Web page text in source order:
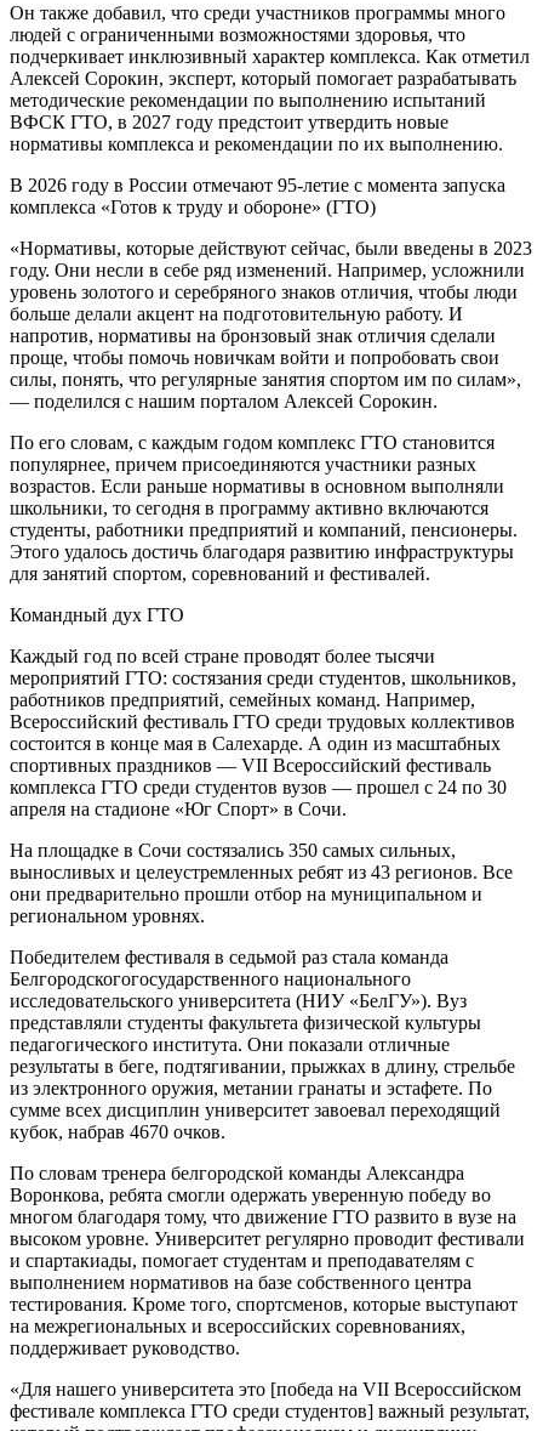
Он также добавил, что среди участников программы много
людей с ограниченными возможностями здоровья, что
подчеркивает инклюзивный характер комплекса. Как отметил
Алексей Сорокин, эксперт, который помогает разрабатывать
методические рекомендации по выполнению испытаний
ВФСК ГТО, в 2027 году предстоит утвердить новые
нормативы комплекса и рекомендации по их выполнению.
В 2026 году в России отмечают 95-летие с момента запуска
комплекса «Готов к труду и обороне» (ГТО)
«Нормативы, которые действуют сейчас, были введены в 2023
году. Они несли в себе ряд изменений. Например, усложнили
уровень золотого и серебряного знаков отличия, чтобы люди
больше делали акцент на подготовительную работу. И
напротив, нормативы на бронзовый знак отличия сделали
проще, чтобы помочь новичкам войти и попробовать свои
силы, понять, что регулярные занятия спортом им по силам»,
— поделился с нашим порталом Алексей Сорокин.
По его словам, с каждым годом комплекс ГТО становится
популярнее, причем присоединяются участники разных
возрастов. Если раньше нормативы в основном выполняли
школьники, то сегодня в программу активно включаются
студенты, работники предприятий и компаний, пенсионеры.
Этого удалось достичь благодаря развитию инфраструктуры
для занятий спортом, соревнований и фестивалей.
Командный дух ГТО
Каждый год по всей стране проводят более тысячи
мероприятий ГТО: состязания среди студентов, школьников,
работников предприятий, семейных команд. Например,
Всероссийский фестиваль ГТО среди трудовых коллективов
состоится в конце мая в Салехарде. А один из масштабных
спортивных праздников — VII Всероссийский фестиваль
комплекса ГТО среди студентов вузов — прошел с 24 по 30
апреля на стадионе «Юг Спорт» в Сочи.
На площадке в Сочи состязались 350 самых сильных,
выносливых и целеустремленных ребят из 43 регионов. Все
они предварительно прошли отбор на муниципальном и
региональном уровнях.
Победителем фестиваля в седьмой раз стала команда
Белгородскогогосударственного национального
исследовательского университета (НИУ «БелГУ»). Вуз
представляли студенты факультета физической культуры
педагогического института. Они показали отличные
результаты в беге, подтягивании, прыжках в длину, стрельбе
из электронного оружия, метании гранаты и эстафете. По
сумме всех дисциплин университет завоевал переходящий
кубок, набрав 4670 очков.
По словам тренера белгородской команды Александра
Воронкова, ребята смогли одержать уверенную победу во
многом благодаря тому, что движение ГТО развито в вузе на
высоком уровне. Университет регулярно проводит фестивали
и спартакиады, помогает студентам и преподавателям с
выполнением нормативов на базе собственного центра
тестирования. Кроме того, спортсменов, которые выступают
на межрегиональных и всероссийских соревнованиях,
поддерживает руководство.
«Для нашего университета это [победа на VII Всероссийском
фестивале комплекса ГТО среди студентов] важный результат,